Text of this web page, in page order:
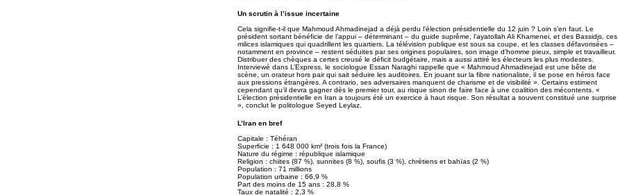
Un scrutin à l’issue incertaine
Cela signifie-t-il que Mahmoud Ahmadinejad a déjà perdu l’élection présidentielle du 12 juin ? Loin s’en faut. Le
président sortant bénéficie de l’appui – déterminant – du guide suprême, l’ayatollah Ali Khamenei, et des Bassidjs, ces
milices islamiques qui quadrillent les quartiers. La télévision publique est sous sa coupe, et les classes défavorisées –
notamment en province – restent séduites par ses origines populaires, son image d’homme pieux, simple et travailleur.
Distribuer des chèques a certes creusé le déficit budgétaire, mais a aussi attiré les électeurs les plus modestes.
Interviewé dans L’Express, le sociologue Essan Naraghi rappelle que « Mahmoud Ahmadinejad est une bête de
scène, un orateur hors pair qui sait séduire les auditoires. En jouant sur la fibre nationaliste, il se pose en héros face
aux pressions étrangères. A contrario, ses adversaires manquent de charisme et de visibilité ». Certains estiment
cependant qu’il devra gagner dès le premier tour, au risque sinon de faire face à une coalition des mécontents. «
L’élection présidentielle en Iran a toujours été un exercice à haut risque. Son résultat a souvent constitué une surprise
», conclut le politologue Seyed Leylaz.
L’Iran en bref
Capitale : Téhéran
Superficie : 1 648 000 km² (trois fois la France)
Nature du régime : république islamique
Religion : chiites (87 %), sunnites (8 %), soufis (3 %), chrétiens et bahïas (2 %)
Population : 71 millions
Population urbaine : 66,9 %
Part des moins de 15 ans : 28,8 %
Taux de natalité : 2,3 %